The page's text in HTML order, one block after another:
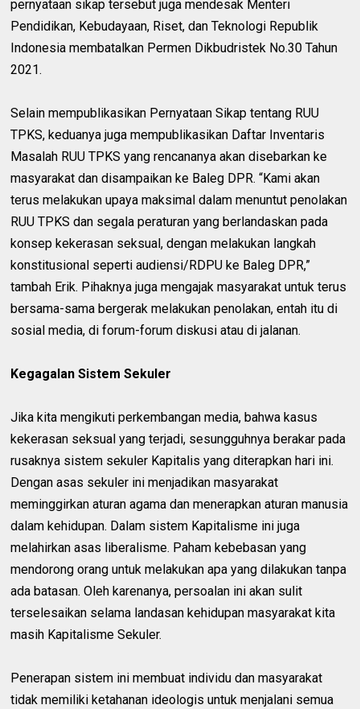
pernyataan sikap tersebut juga mendesak Menteri
Pendidikan, Kebudayaan, Riset, dan Teknologi Republik
Indonesia membatalkan Permen Dikbudristek No.30 Tahun
2021.
Selain mempublikasikan Pernyataan Sikap tentang RUU
TPKS, keduanya juga mempublikasikan Daftar Inventaris
Masalah RUU TPKS yang rencananya akan disebarkan ke
masyarakat dan disampaikan ke Baleg DPR. “Kami akan
terus melakukan upaya maksimal dalam menuntut penolakan
RUU TPKS dan segala peraturan yang berlandaskan pada
konsep kekerasan seksual, dengan melakukan langkah
konstitusional seperti audiensi/RDPU ke Baleg DPR,”
tambah Erik. Pihaknya juga mengajak masyarakat untuk terus
bersama-sama bergerak melakukan penolakan, entah itu di
sosial media, di forum-forum diskusi atau di jalanan.
Kegagalan Sistem Sekuler
Jika kita mengikuti perkembangan media, bahwa kasus
kekerasan seksual yang terjadi, sesungguhnya berakar pada
rusaknya sistem sekuler Kapitalis yang diterapkan hari ini.
Dengan asas sekuler ini menjadikan masyarakat
meminggirkan aturan agama dan menerapkan aturan manusia
dalam kehidupan. Dalam sistem Kapitalisme ini juga
melahirkan asas liberalisme. Paham kebebasan yang
mendorong orang untuk melakukan apa yang dilakukan tanpa
ada batasan. Oleh karenanya, persoalan ini akan sulit
terselesaikan selama landasan kehidupan masyarakat kita
masih Kapitalisme Sekuler.
Penerapan sistem ini membuat individu dan masyarakat
tidak memiliki ketahanan ideologis untuk menjalani semua